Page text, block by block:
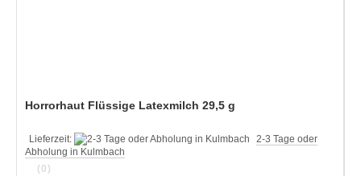
Horrorhaut Flüssige Latexmilch 29,5 g
Lieferzeit:
2-3 Tage oder
Abholung in Kulmbach
(0)